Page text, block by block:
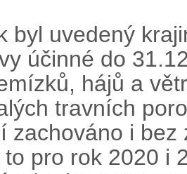
byl uvedený
účinné do
hájů a
travních
zachováno i bez
pro rok 2020 i